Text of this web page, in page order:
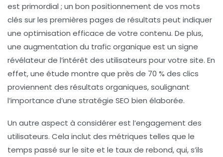
est primordial ; un bon positionnement de vos mots
clés sur les premières pages de résultats peut indiquer
une optimisation efficace de votre contenu. De plus,
une augmentation du trafic organique est un signe
révélateur de l’intérêt des utilisateurs pour votre site. En
effet, une étude montre que près de 70 % des clics
proviennent des résultats organiques, soulignant
l’importance d’une stratégie SEO bien élaborée.
Un autre aspect à considérer est l’engagement des
utilisateurs. Cela inclut des métriques telles que le
temps passé sur le site et le taux de rebond, qui, s’ils